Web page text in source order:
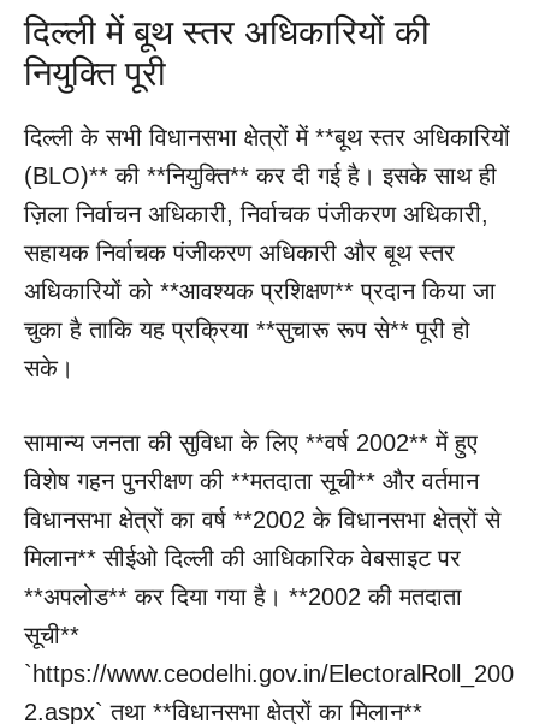
दिल्ली में बूथ स्तर अधिकारियों की
नियुक्ति पूरी
दिल्ली के सभी विधानसभा क्षेत्रों में **बूथ स्तर अधिकारियों
(BLO)** की **नियुक्ति** कर दी गई है। इसके साथ ही
ज़िला निर्वाचन अधिकारी, निर्वाचक पंजीकरण अधिकारी,
सहायक निर्वाचक पंजीकरण अधिकारी और बूथ स्तर
अधिकारियों को **आवश्यक प्रशिक्षण** प्रदान किया जा
चुका है ताकि यह प्रक्रिया **सुचारू रूप से** पूरी हो
सके।
सामान्य जनता की सुविधा के लिए **वर्ष 2002** में हुए
विशेष गहन पुनरीक्षण की **मतदाता सूची** और वर्तमान
विधानसभा क्षेत्रों का वर्ष **2002 के विधानसभा क्षेत्रों से
मिलान** सीईओ दिल्ली की आधिकारिक वेबसाइट पर
**अपलोड** कर दिया गया है। **2002 की मतदाता
सूची**
`https://www.ceodelhi.gov.in/ElectoralRoll_200
2.aspx` तथा **विधानसभा क्षेत्रों का मिलान**